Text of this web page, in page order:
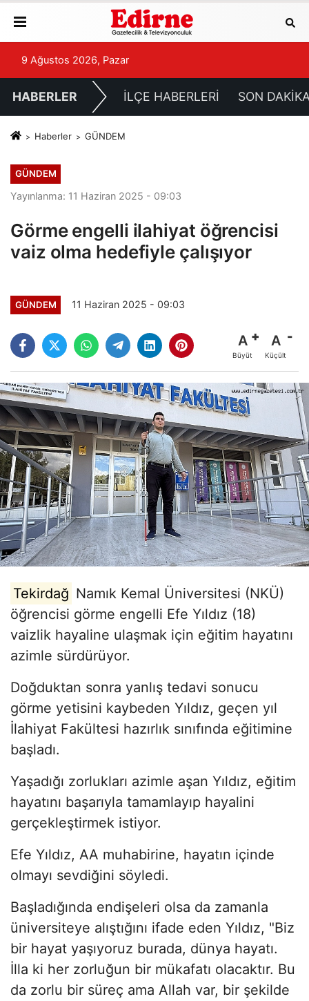
9 Ağustos 2026, Pazar
HABERLER İLÇE HABERLERİ SON
Haberler GÜNDEM
GÜNDEM
Yayınlanma: 11 Haziran 2025 - 09:03
Görme engelli ilahiyat öğrencisi
vaiz olma hedefiyle çalışıyor
GÜNDEM 11 Haziran 2025 - 09:03
A
Büyüt
A
Küçült
Tekirdağ Namık Kemal Üniversitesi (NKÜ)
öğrencisi görme engelli Efe Yıldız (18)
vaizlik hayaline ulaşmak için eğitim hayatını
azimle sürdürüyor.
Doğduktan sonra yanlış tedavi sonucu
görme yetisini kaybeden Yıldız, geçen yıl
İlahiyat Fakültesi hazırlık sınıfında eğitimine
başladı.
Yaşadığı zorlukları azimle aşan Yıldız, eğitim
hayatını başarıyla tamamlayıp hayalini
gerçekleştirmek istiyor.
Efe Yıldız, AA muhabirine, hayatın içinde
olmayı sevdiğini söyledi.
Başladığında endişeleri olsa da zamanla
üniversiteye alıştığını ifade eden Yıldız, "Biz
bir hayat yaşıyoruz burada, dünya hayatı.
İlla ki her zorluğun bir mükafatı olacaktır. Bu
da zorlu bir süreç ama Allah var, bir şekilde